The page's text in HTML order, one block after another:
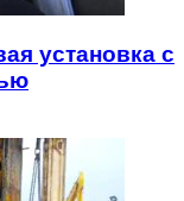
установка с